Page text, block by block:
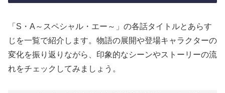
「S・A～スペシャル・エー～」の各話タイトルとあらす
じを一覧で紹介します。物語の展開や登場キャラクターの
変化を振り返りながら、印象的なシーンやストーリーの流
れをチェックしてみましょう。